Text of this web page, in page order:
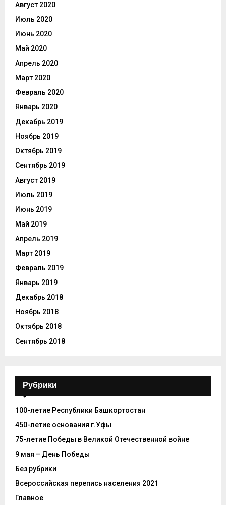
Август 2020
Июль 2020
Июнь 2020
Май 2020
Апрель 2020
Март 2020
Февраль 2020
Январь 2020
Декабрь 2019
Ноябрь 2019
Октябрь 2019
Сентябрь 2019
Август 2019
Июль 2019
Июнь 2019
Май 2019
Апрель 2019
Март 2019
Февраль 2019
Январь 2019
Декабрь 2018
Ноябрь 2018
Октябрь 2018
Сентябрь 2018
Рубрики
100-летие Республики Башкортостан
450-летие основания г.Уфы
75-летие Победы в Великой Отечественной войне
9 мая – День Победы
Без рубрики
Всероссийская перепись населения 2021
Главное